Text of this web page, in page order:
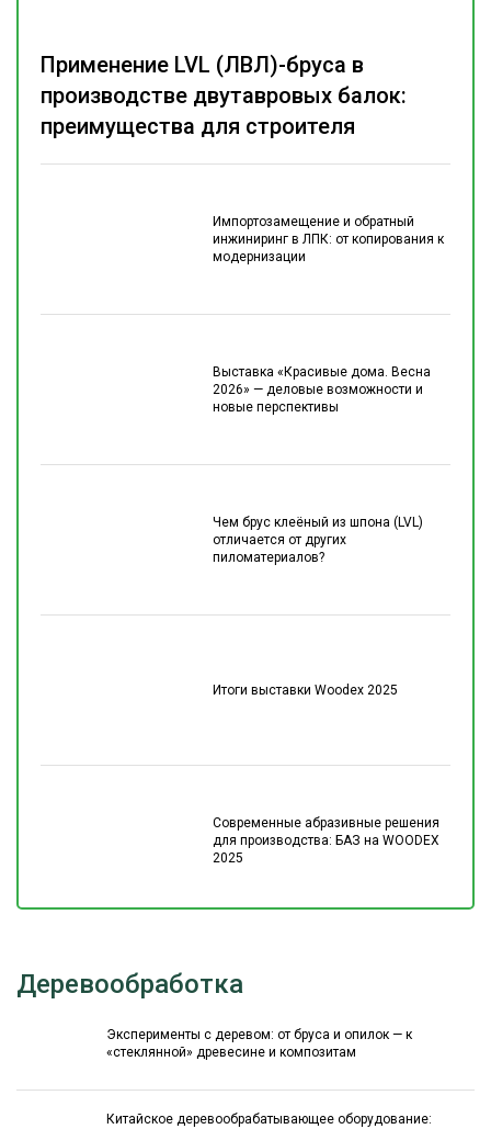
Импортозамещение и обратный
инжиниринг в ЛПК: от копирования к
модернизации
Выставка «Красивые дома. Весна
2026» — деловые возможности и
новые перспективы
Чем брус клеёный из шпона (LVL)
отличается от других
пиломатериалов?
Итоги выставки Woodex 2025
Современные абразивные решения
для производства: БАЗ на WOODEX
2025
Применение LVL (ЛВЛ)-бруса в
производстве двутавровых балок:
преимущества для строителя
Деревообработка
Эксперименты с деревом: от бруса и опилок — к
«стеклянной» древесине и композитам
Китайское деревообрабатывающее оборудование: